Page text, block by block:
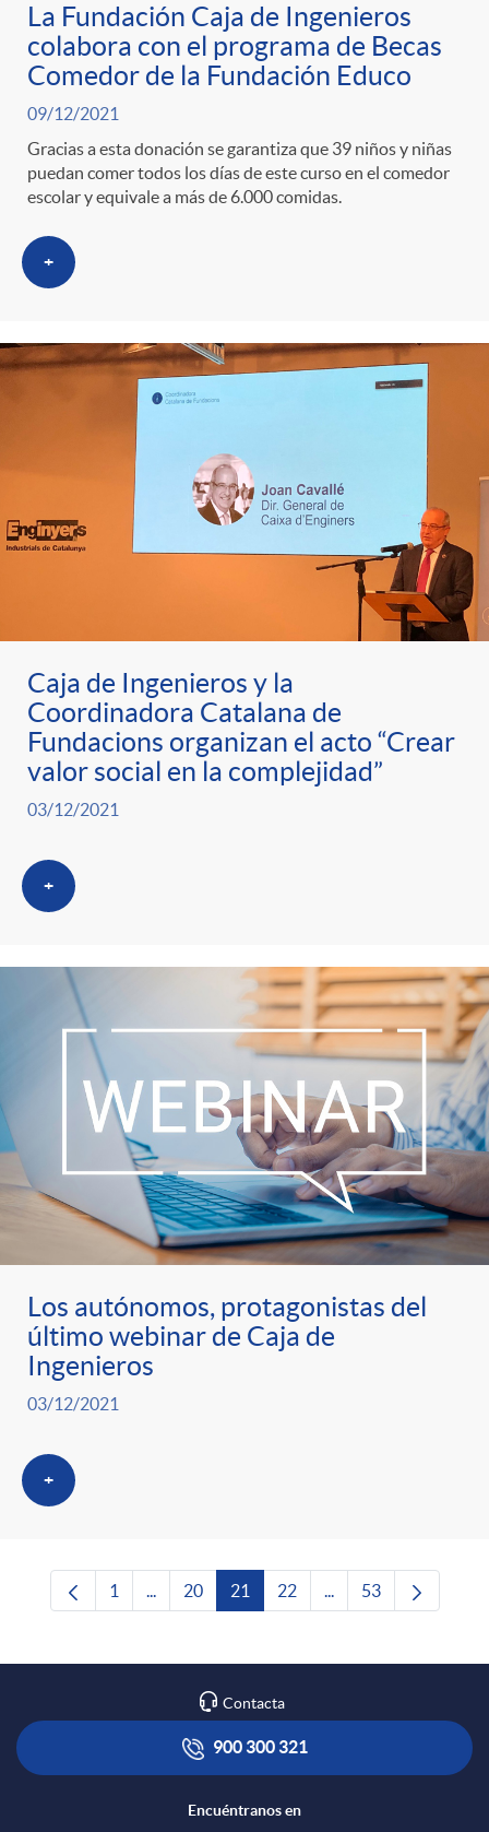
La Fundación Caja de Ingenieros
colabora con el programa de Becas
Comedor de la Fundación Educo
09/12/2021
Gracias a esta donación se garantiza que 39 niños y niñas
puedan comer todos los días de este curso en el comedor
escolar y equivale a más de 6.000 comidas.
+
Caja de Ingenieros y la
Coordinadora Catalana de
Fundacions organizan el acto “Crear
valor social en la complejidad”
03/12/2021
+
Los autónomos, protagonistas del
último webinar de Caja de
Ingenieros
03/12/2021
+
Página
1 ...Páginas intermedias Use TAB para
Página
20 Página
21 Página
22 ...Páginas intermedias
Página
53
Contacta
900 300 321
Encuéntranos en